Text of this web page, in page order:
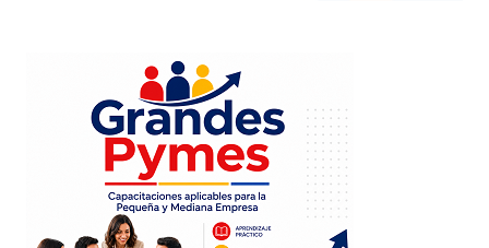
juancarlos
22 septiembre, 2015 at 12:47 pm
Responder
ME PARECE MUY INTERESANTE EL TEMA